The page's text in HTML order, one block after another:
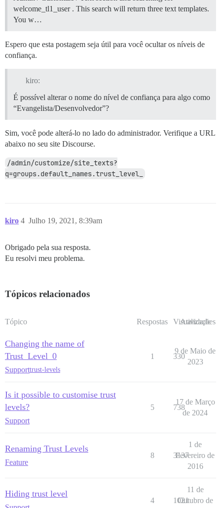
welcome_tl1_user . This search will return three text templates.
You w…
Espero que esta postagem seja útil para você ocultar os níveis de
confiança.
kiro:
É possível alterar o nome do nível de confiança para algo como
“Evangelista/Desenvolvedor”?
Sim, você pode alterá-lo no lado do administrador. Verifique a URL
abaixo no seu site Discourse.
/admin/customize/site_texts?
q=groups.default_names.trust_level_
kiro Julho 19, 2021, 8:39am
4
Obrigado pela sua resposta.
Eu resolvi meu problema.
Tópicos relacionados
Tópico Respostas Visualizações
Atividade
Changing the name of
Trust_Level_0
Supporttrust-levels
1 330
9 de Maio de
2023
Is it possible to customise trust
levels?
Support
5 738
17 de Março
de 2024
Renaming Trust Levels
Feature
8 3137
1 de
Fevereiro de
2016
Hiding trust level
4 1021
11 de
Outubro de